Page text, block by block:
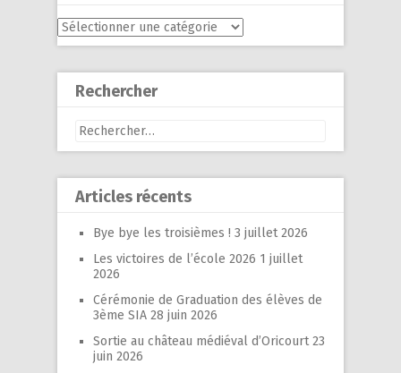
Menu
Rechercher
Rechercher :
Articles récents
Bye bye les troisièmes ! 3 juillet 2026
Les victoires de l’école 2026 1 juillet
2026
Cérémonie de Graduation des élèves de
3ème SIA 28 juin 2026
Sortie au château médiéval d’Oricourt 23
juin 2026